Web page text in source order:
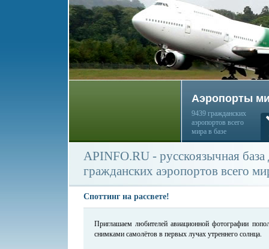
Аэропорты
9439 гражданских
аэропортов всего
мира в базе
APINFO.RU - русскоязычная
гражданских аэропортов всего
Споттинг на рассвете!
Приглашаем любителей авиационной фотографии
снимками самолётов в первых лучах утреннего солнца.